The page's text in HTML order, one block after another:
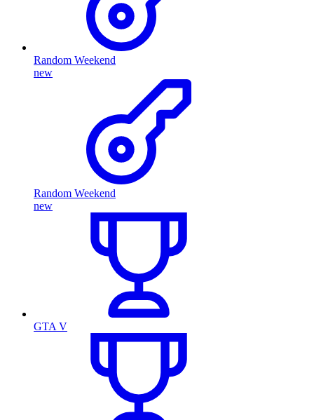
Random Weekend
new
Random Weekend
new
GTA V